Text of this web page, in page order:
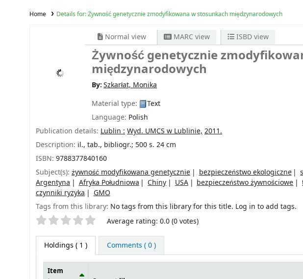
Home Details for:Żywność genetycznie zmodyfikowana w stosunkach międzynarodowych
Normal view MARC view ISBD view
Żywność genetycznie
międzynarodowych
By:Szkarłat, Monika
Material type:
Text
Language: Polish
Publication details: Lublin : Wyd. UMCS w Lublinie, 2011.
Description: il., tab., bibliogr.; 500 s. 24 cm
ISBN: 9788377840160
Subject(s): żywność modyfikowana genetycznie bezpieczeństwo ekologiczne
Argentyna
Afryka Południowa Chiny USA bezpieczeństwo żywnościowe
czynniki ryzyka
GMO
Tags from this library: No tags from this library for this title. Log in to add tags.
Star ratings Average rating: 0.0 (0 votes)
Holdings ( 1 ) Comments ( 0 )
Item